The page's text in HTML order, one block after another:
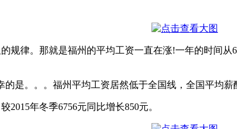
规律。那就是福州的平均工资一直在涨!一年的时间
是。。。福州平均工资居然低于全国线，全国平均薪
2015年冬季6756元同比增长850元。